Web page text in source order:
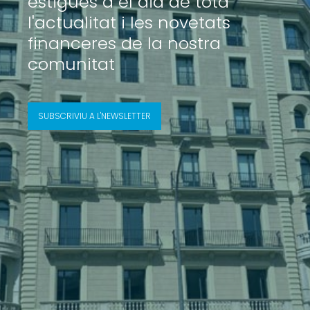
l'actualitat i les novetats
financeres de la nostra
comunitat
SUBSCRIVIU A L'NEWSLETTER